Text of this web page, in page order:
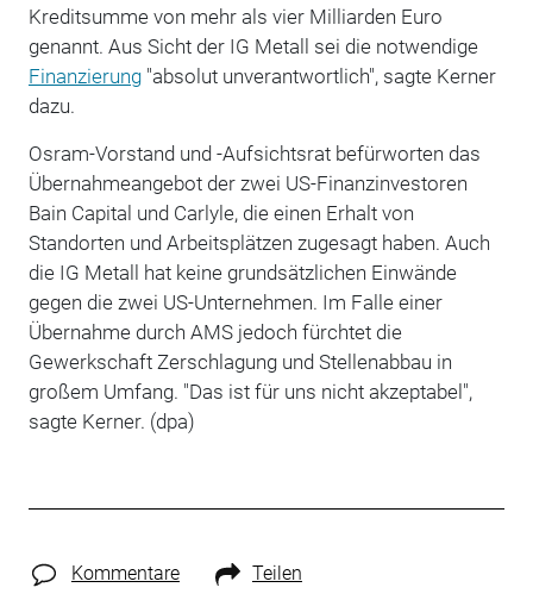
Kreditsumme von mehr als vier Milliarden Euro
genannt. Aus Sicht der IG Metall sei die notwendige
Finanzierung"absolut unverantwortlich", sagte Kerner
dazu.
Osram-Vorstand und -Aufsichtsrat befürworten das
Übernahmeangebot der zwei US-Finanzinvestoren
Bain Capital und Carlyle, die einen Erhalt von
Standorten und Arbeitsplätzen zugesagt haben. Auch
die IG Metall hat keine grundsätzlichen Einwände
gegen die zwei US-Unternehmen. Im Falle einer
Übernahme durch AMS jedoch fürchtet die
Gewerkschaft Zerschlagung und Stellenabbau in
großem Umfang. "Das ist für uns nicht akzeptabel",
sagte Kerner. (dpa)
Kommentare Teilen